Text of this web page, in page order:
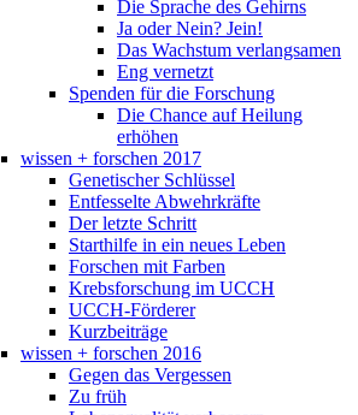
Die Sprache des Gehirns
Ja oder Nein? Jein!
Das Wachstum verlangsamen
Eng vernetzt
Spenden für die Forschung
Die Chance auf Heilung
erhöhen
wissen + forschen 2017
Genetischer Schlüssel
Entfesselte Abwehrkräfte
Der letzte Schritt
Starthilfe in ein neues Leben
Forschen mit Farben
Krebsforschung im UCCH
UCCH-Förderer
Kurzbeiträge
wissen + forschen 2016
Gegen das Vergessen
Zu früh